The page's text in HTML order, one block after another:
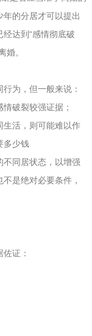
的分居才可以提出
达到“感情彻底破
婚。
为，但一般来说：
破裂较强证据；
生活，则可能难以作
多少钱
不同居状态，以增强
是绝对必要条件，
证：